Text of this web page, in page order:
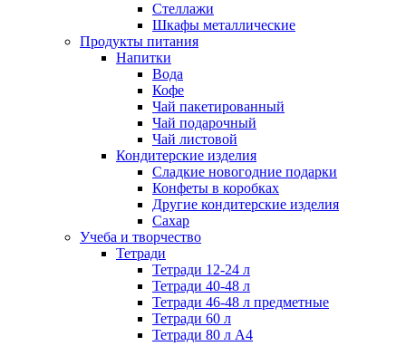
Стеллажи
Шкафы металлические
Продукты питания
Напитки
Вода
Кофе
Чай пакетированный
Чай подарочный
Чай листовой
Кондитерские изделия
Сладкие новогодние подарки
Конфеты в коробках
Другие кондитерские изделия
Сахар
Учеба и творчество
Тетради
Тетради 12-24 л
Тетради 40-48 л
Тетради 46-48 л предметные
Тетради 60 л
Тетради 80 л А4